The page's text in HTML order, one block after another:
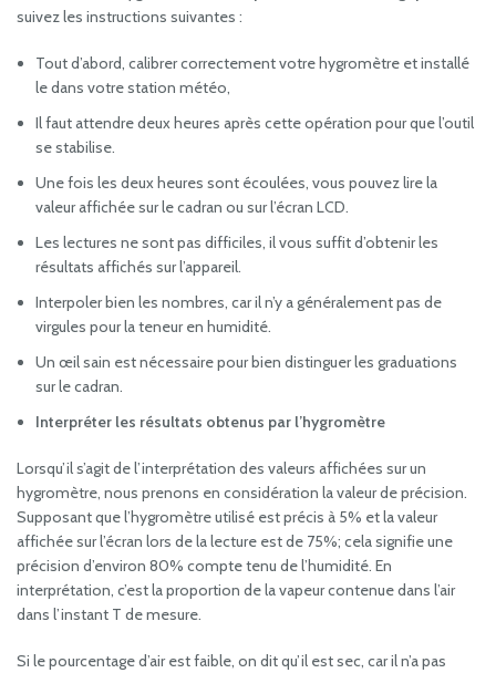
suivez les instructions suivantes :
Tout d’abord, calibrer correctement votre hygromètre et installé
le dans votre station météo,
Il faut attendre deux heures après cette opération pour que l’outil
se stabilise.
Une fois les deux heures sont écoulées, vous pouvez lire la
valeur affichée sur le cadran ou sur l’écran LCD.
Les lectures ne sont pas difficiles, il vous suffit d’obtenir les
résultats affichés sur l’appareil.
Interpoler bien les nombres, car il n’y a généralement pas de
virgules pour la teneur en humidité.
Un œil sain est nécessaire pour bien distinguer les graduations
sur le cadran.
Interpréter les résultats obtenus par l’hygromètre
Lorsqu’il s’agit de l’interprétation des valeurs affichées sur un
hygromètre, nous prenons en considération la valeur de précision.
Supposant que l’hygromètre utilisé est précis à 5% et la valeur
affichée sur l’écran lors de la lecture est de 75%; cela signifie une
précision d’environ 80% compte tenu de l’humidité. En
interprétation, c’est la proportion de la vapeur contenue dans l’air
dans l’instant T de mesure.
Si le pourcentage d’air est faible, on dit qu’il est sec, car il n’a pas